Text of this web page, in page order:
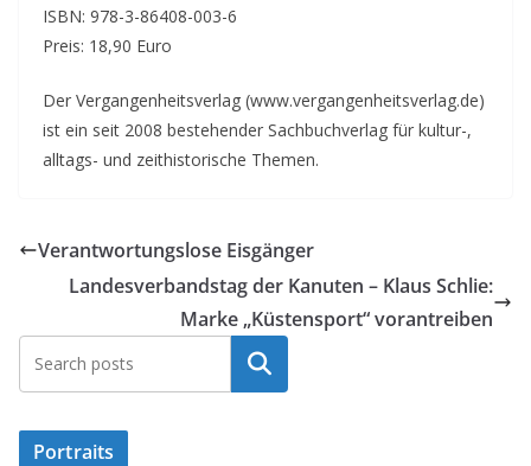
ISBN: 978-3-86408-003-6
Preis: 18,90 Euro
Der Vergangenheitsverlag (www.vergangenheitsverlag.de)
ist ein seit 2008 bestehender Sachbuchverlag für kultur-,
alltags- und zeithistorische Themen.
Verantwortungslose Eisgänger
Landesverbandstag der Kanuten – Klaus Schlie:
Marke „Küstensport“ vorantreiben
Suchen
Portraits